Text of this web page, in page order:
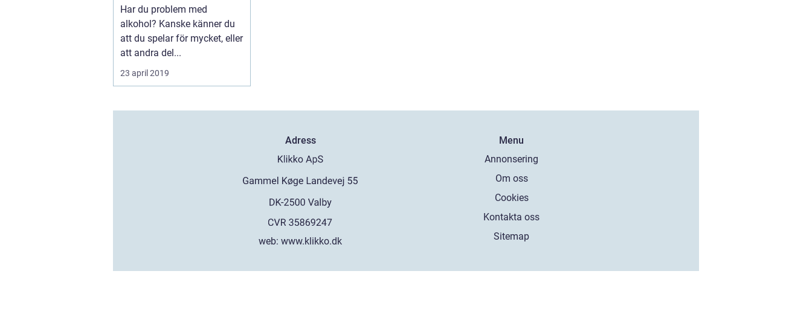
Har du problem med
alkohol? Kanske känner du
att du spelar för mycket, eller
att andra del...
23 april 2019
Adress
web:www.klikko.dk
Menu
Annonsering
Om oss
Cookies
Kontakta oss
Sitemap